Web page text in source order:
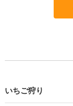
いちご狩り